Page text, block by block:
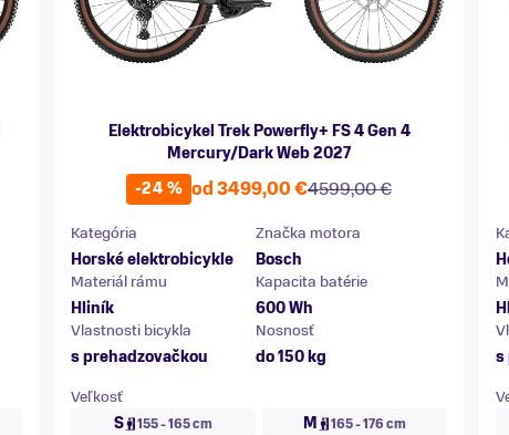
Elektrobicykel Trek Powerfly+ FS 4 Gen 4
Mercury/Dark Web 2027
-24 %
4599,00 €
od 3499,00 €
Kategória
Horské elektrobicykle
Značka motora
Bosch
Materiál rámu
Hliník
Kapacita batérie
600 Wh
Vlastnosti bicykla
s prehadzovačkou
Nosnosť
do 150 kg
Veľkosť
S
155 - 165 cm M 165 - 176 cm
s